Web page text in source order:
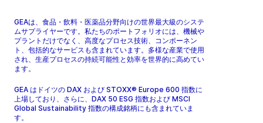
GEAは、食品・飲料・医薬品分野向けの世界最大級のシステ
ムサプライヤーです。私たちのポートフォリオには、機械や
プラントだけでなく、高度なプロセス技術、コンポーネン
ト、包括的なサービスも含まれています。多様な産業で使用
され、生産プロセスの持続可能性と効率を世界的に高めてい
ます。
GEA はドイツの DAX および STOXX® Europe 600 指数に
上場しており、さらに、DAX 50 ESG 指数および MSCI
Global Sustainability 指数の構成銘柄にも含まれていま
す。